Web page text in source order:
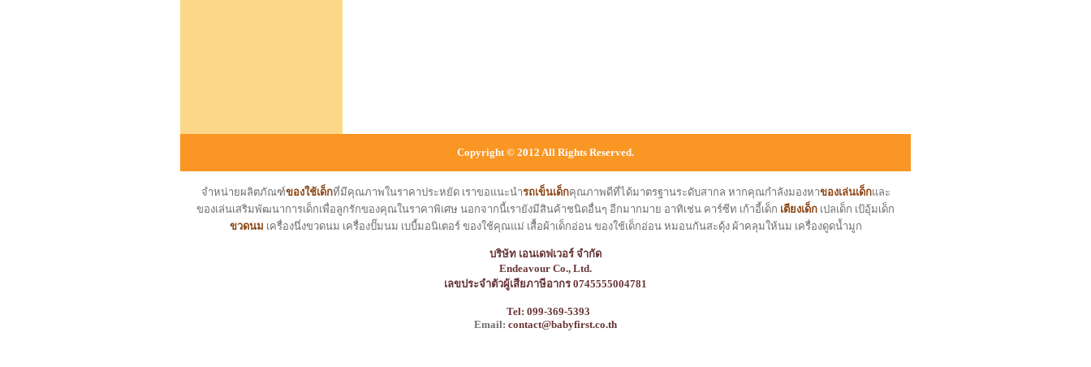
Copyright © 2012 All Rights Reserved.
จำหน่ายผลิตภัณฑ์ของใช้เด็กที่มีคุณภาพในราคาประหยัด เราขอแนะนำรถเข็นเด็กคุณภาพดีที่ได้มาตรฐานระดับสากล หากคุณกำลังมองหาของเล่นเด็กและ
ของเล่นเสริมพัฒนาการเด็กเพื่อลูกรักของคุณในราคาพิเศษ นอกจากนี้เรายังมีสินค้าชนิดอื่นๆ อีกมากมาย อาทิเช่น คาร์ซีท เก้าอี้เด็ก เตียงเด็ก เปลเด็ก เป้อุ้มเด็ก
ขวดนม เครื่องนึ่งขวดนม เครื่องปั๊มนม เบบี้มอนิเตอร์ ของใช้คุณแม่ เสื้อผ้าเด็กอ่อน ของใช้เด็กอ่อน หมอนกันสะดุ้ง ผ้าคลุมให้นม เครื่องดูดน้ำมูก
บริษัท เอนเดฟเวอร์ จำกัด
Endeavour Co., Ltd.
เลขประจำตัวผู้เสียภาษีอากร 0745555004781
Tel: 099-369-5393
Email: contact@babyfirst.co.th